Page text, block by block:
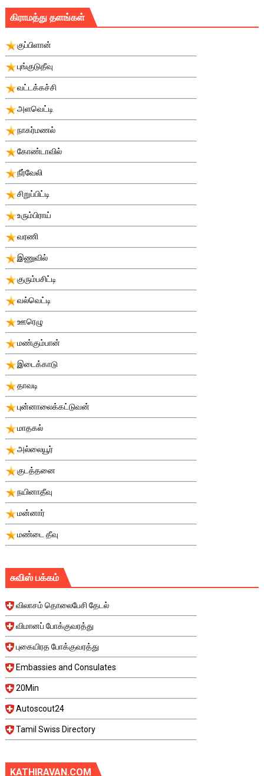
கிராமத்து தளங்கள்
குப்பிளான்
புங்குடுதீவு
வட்டக்கச்சி
அளவெட்டி
நாகர்மணல்
கோண்டாவில்
நீர்வேலி
சிறுப்பிட்டி
உரும்பிராய்
வரணி
இணுவில்
குரும்பசிட்டி
வல்வெட்டி
ஊரெழு
மண்கும்பான்
இடைக்காடு
தாவடி
புன்னாலைக்கட்டுவன்
மாதகல்
அல்லையூர்
குடத்தனை
நயினாதீவு
மன்னார்
மண்டை தீவு
சுவிஸ் பக்கம்
விலாசம் தொலைபேசி தேடல்
விமானப் போக்குவரத்து
புகையிரத போக்குவரத்து
Embassies and Consulates
20Min
Autoscout24
Tamil Swiss Directory
KATHIRAVAN.COM